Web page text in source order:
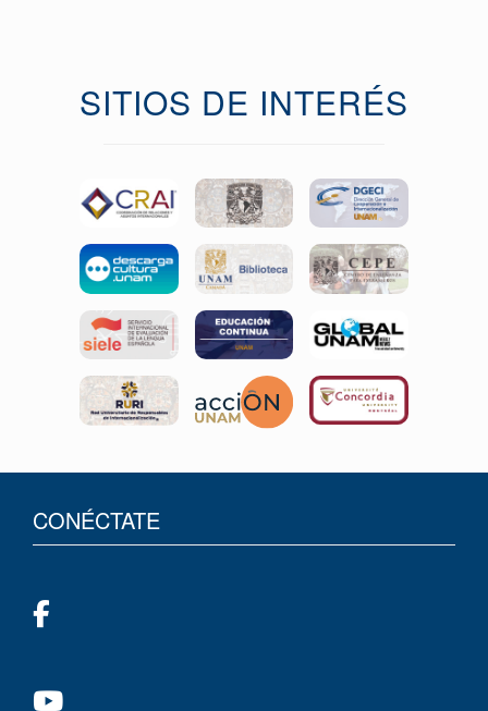
SITIOS DE INTERÉS
CONÉCTATE